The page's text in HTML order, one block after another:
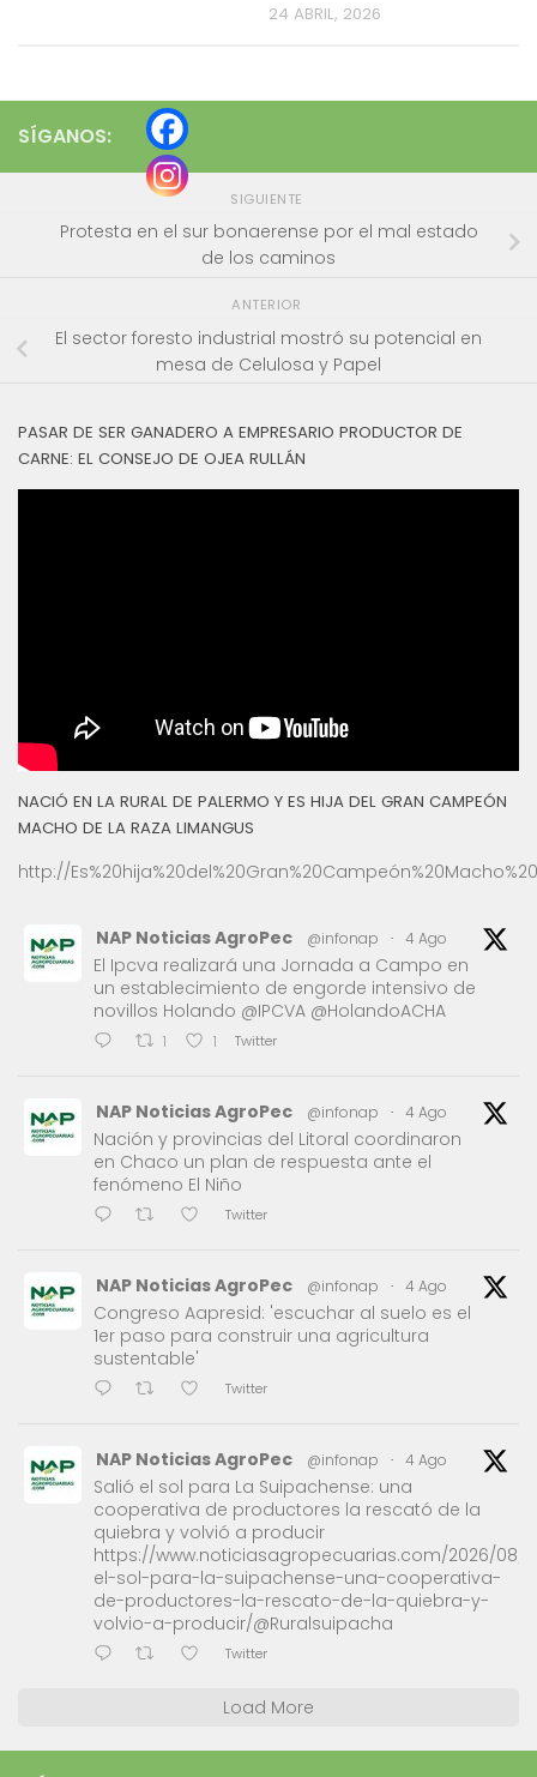
24 ABRIL, 2026
SÍGANOS:
SIGUIENTE
Protesta en el sur bonaerense por el mal estado
de los caminos
ANTERIOR
El sector foresto industrial mostró su potencial en
mesa de Celulosa y Papel
PASAR DE SER GANADERO A EMPRESARIO PRODUCTOR DE
CARNE: EL CONSEJO DE OJEA RULLÁN
NACIÓ EN LA RURAL DE PALERMO Y ES HIJA DEL GRAN CAMPEÓN
MACHO DE LA RAZA LIMANGUS
http://
NAP Noticias AgroPec @infonap · 4 Ago
El Ipcva realizará una Jornada a Campo en
un establecimiento de engorde intensivo de
novillos Holando @IPCVA @HolandoACHA
1 1 Twitter
NAP Noticias AgroPec @infonap · 4 Ago
Nación y provincias del Litoral coordinaron
en Chaco un plan de respuesta ante el
fenómeno El Niño
Twitter
NAP Noticias AgroPec @infonap · 4 Ago
Congreso Aapresid: 'escuchar al suelo es el
1er paso para construir una agricultura
sustentable'
Twitter
NAP Noticias AgroPec @infonap · 4 Ago
Salió el sol para La Suipachense: una
cooperativa de productores la rescató de la
quiebra y volvió a producir
https://www.noticiasagropecuarias.com/2026/08/
el-sol-para-la-suipachense-una-cooperativa-
de-productores-la-rescato-de-la-quiebra-y-
volvio-a-producir/@Ruralsuipacha
Twitter
Load More